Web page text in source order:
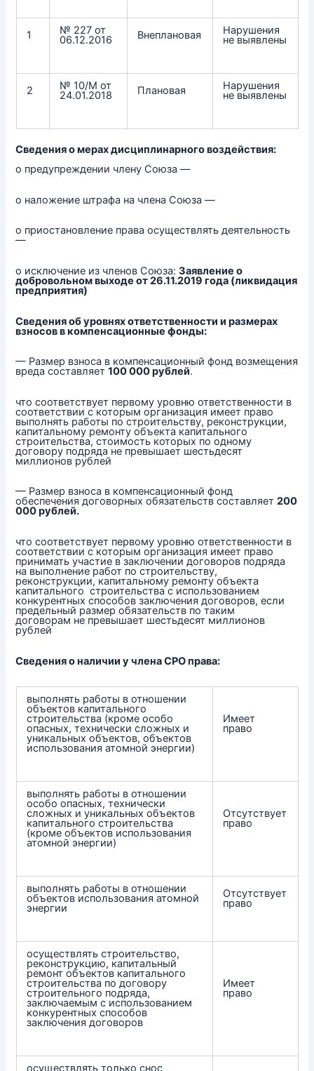
1 № 227 от
06.12.2016 Внеплановая Нарушения
не выявлены
2 № 10/М от
24.01.2018 Плановая Нарушения
не выявлены
Сведения о мерах дисциплинарного воздействия:
о предупреждении члену Союза —
о наложение штрафа на члена Союза —
о приостановление права осуществлять деятельность
—
о исключение из членов Союза:Заявление о
добровольном выходе от 26.11.2019 года (ликвидация
предприятия)
Сведения об уровнях ответственности и размерах
взносов в компенсационные фонды:
— Размер взноса в компенсационный фонд возмещения
вреда составляет100 000 рублей.
что соответствует первому уровню ответственности в
соответствии с которым организация имеет право
выполнять работы по строительству, реконструкции,
капитальному ремонту объекта капитального
строительства, стоимость которых по одному
договору подряда не превышает шестьдесят
миллионов рублей
— Размер взноса в компенсационный фонд
обеспечения договорных обязательств составляет200
000 рублей.
что соответствует первому уровню ответственности в
соответствии с которым организация имеет право
принимать участие в заключении договоров подряда
на выполнение работ по строительству,
реконструкции, капитальному ремонту объекта
капитального строительства с использованием
конкурентных способов заключения договоров, если
предельный размер обязательств по таким
договорам не превышает шестьдесят миллионов
рублей
Сведения о наличии у члена СРО права:
выполнять работы в отношении
объектов капитального
строительства (кроме особо
опасных, технически сложных и
уникальных объектов, объектов
использования атомной энергии)
Имеет
право
выполнять работы в отношении
особо опасных, технически
сложных и уникальных объектов
капитального строительства
(кроме объектов использования
атомной энергии)
Отсутствует
право
выполнять работы в отношении
объектов использования атомной
энергии
Отсутствует
право
осуществлять строительство,
реконструкцию, капитальный
ремонт объектов капитального
строительства по договору
строительного подряда,
заключаемым с использованием
конкурентных способов
заключения договоров
Имеет
право
осуществлять только снос